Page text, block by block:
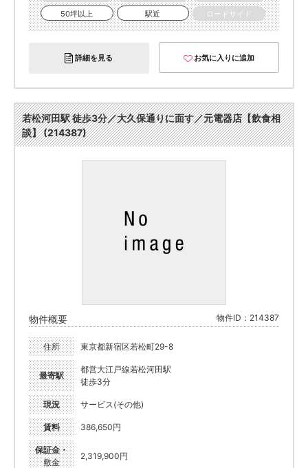
50坪以上
駅近 ロードサイド
詳細を見る お気に入りに追加
若松河田駅 徒歩3分／大久保通りに面す／元電器店【飲食相
談】 (214387)
物件概要 物件ID：214387
住所 東京都新宿区若松町29-8
最寄駅
都営大江戸線若松河田駅
徒歩3分
現況 サービス(その他)
賃料 386,650円
保証金・
敷金
2,319,900円